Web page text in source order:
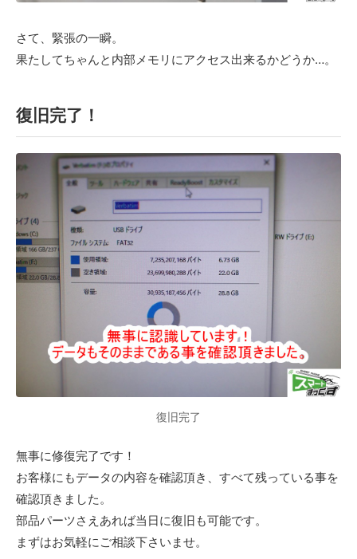
さて、緊張の一瞬。
果たしてちゃんと内部メモリにアクセス出来るかどうか…。
復旧完了！
復旧完了
無事に修復完了です！
お客様にもデータの内容を確認頂き、すべて残っている事を
確認頂きました。
部品パーツさえあれば当日に復旧も可能です。
まずはお気軽にご相談下さいませ。